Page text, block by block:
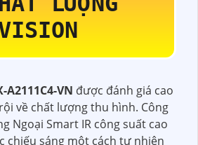
A2111C4-VN được đánh giá cao
về chất lượng thu hình. Công
Ngoại Smart IR công suất cao
chiếu sáng một cách tự nhiên